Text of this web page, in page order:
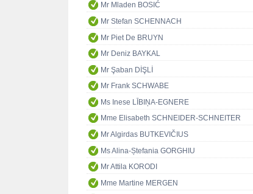
Mr Mladen BOSIĆ
Mr Stefan SCHENNACH
Mr Piet De BRUYN
Mr Deniz BAYKAL
Mr Şaban DİŞLİ
Mr Frank SCHWABE
Ms Inese LĪBIŅA-EGNERE
Mme Elisabeth SCHNEIDER-SCHNEITER
Mr Algirdas BUTKEVIČIUS
Ms Alina-Ștefania GORGHIU
Mr Attila KORODI
Mme Martine MERGEN